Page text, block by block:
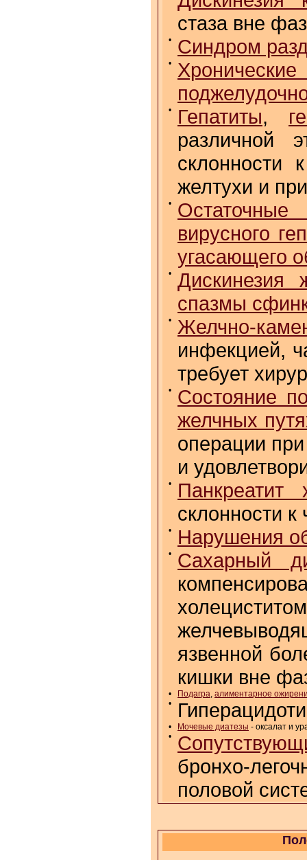
стаза вне
• Синдром
•
• Гепатиты,
различной
склонности
желтухи и
•
вирусного
угасающего
•
Дискинезия
спазмы
•
Желчно-
инфекцией,
требует
•
Состояние
желчных
операции
и
•
Панкреатит
склонности
• Нарушения
•
Сахарный
язвенной
кишки вне
• Подагра, алиментарное
•
• Мочевые диатезы - оксалат и
•
бронхо-
половой